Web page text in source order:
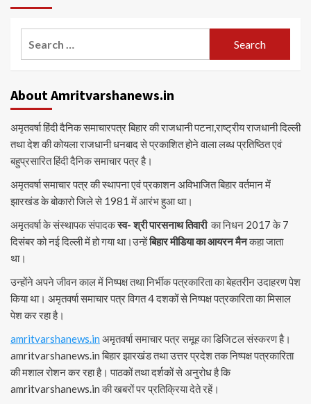
About Amritvarshanews.in
अमृतवर्षा हिंदी दैनिक समाचारपत्र बिहार की राजधानी पटना,राष्ट्रीय राजधानी दिल्ली
तथा देश की कोयला राजधानी धनबाद से प्रकाशित होने वाला लब्ध प्रतिष्ठित एवं
बहुप्रसारित हिंदी दैनिक समाचार पत्र है।
अमृतवर्षा समाचार पत्र की स्थापना एवं प्रकाशन अविभाजित बिहार वर्तमान में
झारखंड के बोकारो जिले से 1981 में आरंभ हुआ था।
अमृतवर्षा के संस्थापक संपादकस्व- श्री पारसनाथ तिवारीका निधन 2017 के 7
दिसंबर को नई दिल्ली में हो गया था।उन्हेंबिहार मीडिया का आयरन मैनकहा जाता
था।
उन्होंने अपने जीवन काल में निष्पक्ष तथा निर्भीक पत्रकारिता का बेहतरीन उदाहरण पेश
किया था। अमृतवर्षा समाचार पत्र विगत 4 दशकों से निष्पक्ष पत्रकारिता का मिसाल
पेश कर रहा है।
amritvarshanews.in अमृतवर्षा समाचार पत्र समूह का डिजिटल संस्करण है।
amritvarshanews.in बिहार झारखंड तथा उत्तर प्रदेश तक निष्पक्ष पत्रकारिता
की मशाल रोशन कर रहा है। पाठकों तथा दर्शकों से अनुरोध है कि
amritvarshanews.in की खबरों पर प्रतिक्रिया देते रहें।